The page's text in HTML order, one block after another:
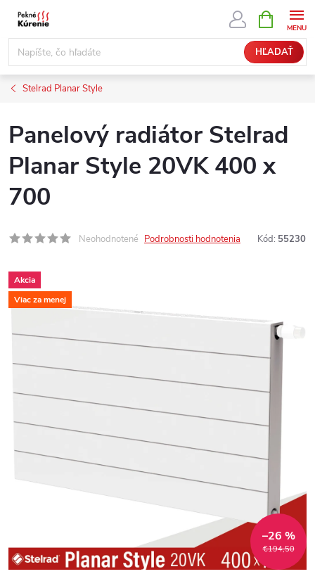
Prejsť
obsah
HĽADAŤ
KOŠÍK
Stelrad Planar Style
Panelový radiátor Stelrad
Planar Style 20VK 400 x
700
Neohodnotené Podrobnosti hodnotenia Kód: 55230
Akcia
Viac za menej
€194,50
–26 %